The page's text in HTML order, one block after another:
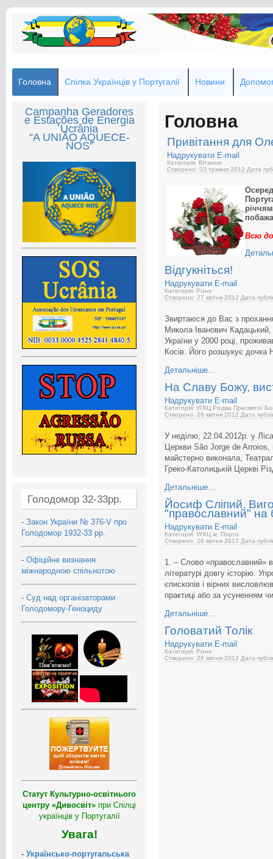
Головна Спілка Українців у Португалії Новини
Campanha Geradores
e Estações de Energia
Ucrânia
“A UNIÃO AQUECE-
NOS”
Голодомор 32-33рр.
- Закон України № 376-V про
Голодомор 1932-33 рр.
- Офіційне визнання
міжнародною спільнотою
- Суд над організаторами
Голодомору-Геноциду
Статут Культурно-освітнього
центру «Дивосвіт» при Спілці
українців у Португалії
Увага!
- Українсько-португальська
Головна
Привітання для
Надрукувати E-mail
Категорія: Вітання
Створено: 03 травня 2012 Дата
Всю
Відгукніться!
Надрукувати E-mail
Категорія: Різне
Створено: 27 квітня 2012 Дата
Звиртаюся до Вас з
Микола Іванович
України у 2000 році,
Косів. Його розшукує дочка
Детальніше...
На Славу Божу,
Надрукувати E-mail
Категорія: УГКЦ Різдва Пресвятої
Створено: 26 квітня 2012 Дата
У неділю, 22.04.2012р. у
Церкви São Jorge de Arroios,
майстерно виконала,
Греко-Католицькій Церкві
Детальніше...
Йосиф Сліпий.
"православний" на
Надрукувати E-mail
Категорія: УГКЦ м. Порто
Створено: 26 квітня 2012 Дата
1. – Слово «православний»
літературі довгу історію.
єпископів і вірних
практиці або за усуненням
Детальніше...
Головатий Толік
Надрукувати E-mail
Категорія: Різне
Створено: 26 квітня 2012 Дата